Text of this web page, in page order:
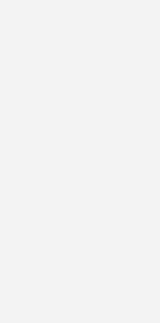
Einsatz
klimapolitischen
erreicht
Hilfe eines
in Echtzeit an -
und Verbrauch
der Entwicklung
eine
40 Produkte
im